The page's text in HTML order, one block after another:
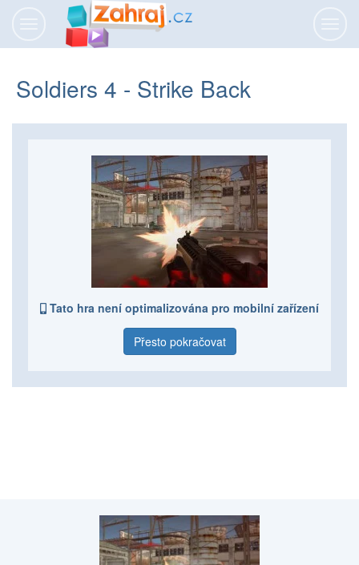
Soldiers 4 - Strike Back
Tato hra není optimalizována pro mobilní zařízení
Přesto pokračovat